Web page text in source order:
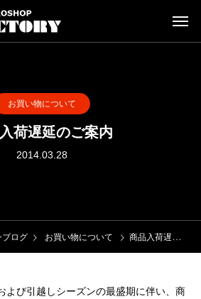
お買い物について
荷遅延のご案内
2014.03.28
ブログ お買い物について 商品入荷遅延のご案内
よび引越しシーズンの最盛期に伴い、商